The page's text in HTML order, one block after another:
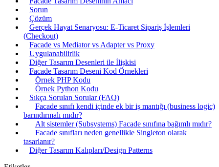
Sorun
Çözüm
Gerçek Hayat Senaryosu: E-Ticaret Sipariş İşlemleri
(Checkout)
Facade vs Mediator vs Adapter vs Proxy
Uygulanabilirlik
Diğer Tasarım Desenleri ile İlişkisi
Facade Tasarım Deseni Kod Örnekleri
Örnek PHP Kodu
Örnek Python Kodu
Sıkça Sorulan Sorular (FAQ)
Facade sınıfı kendi içinde ek bir iş mantığı (business logic)
barındırmalı mıdır?
Alt sistemler (Subsystems) Facade sınıfına bağımlı mıdır?
Facade sınıfları neden genellikle Singleton olarak
tasarlanır?
Diğer Tasarım Kalıpları/Design Patterns